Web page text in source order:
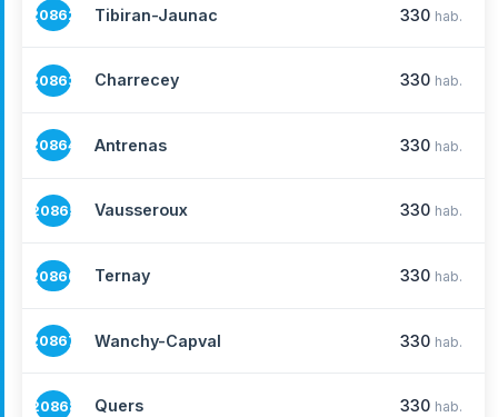
20862 Tibiran-Jaunac 330 hab.
20863 Charrecey 330 hab.
20864 Antrenas 330 hab.
20865 Vausseroux 330 hab.
20866 Ternay 330 hab.
20867 Wanchy-Capval 330 hab.
20868 Quers 330 hab.